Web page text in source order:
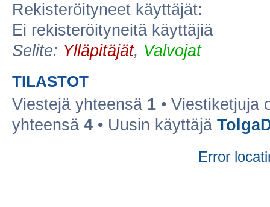
Rekisteröityneet käyttäjät:
Ei rekisteröityneitä käyttäjiä
Selite: Ylläpitäjät, Valvojat
TILASTOT
Viestejä yhteensä 1 • Viestiketjuja
yhteensä 4 • Uusin käyttäjä
Error